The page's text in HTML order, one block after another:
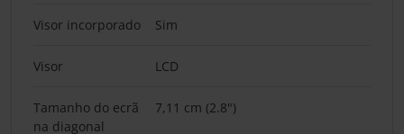
Visor incorporado Sim
Visor LCD
Tamanho do ecrã
na diagonal
7,11 cm (2.8")